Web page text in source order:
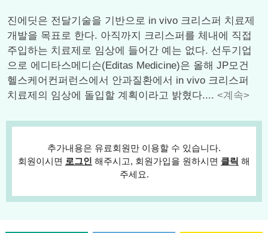
진에딧은 전달기술을 기반으로 in vivo 크리스퍼 치료제
개발을 목표로 한다. 아직까지 크리스퍼를 체내에 직접
주입하는 치료제로 임상에 들어간 예는 없다. 선두기업
으로 에디타스메디슨(Editas Medicine)은 올해 JP모건
헬스케어컨퍼런스에서 안과질환에서 in vivo 크리스퍼
치료제의 임상에 돌입할 계획이라고 밝혔다.... <계속>
추가내용은 유료회원만 이용할 수 있습니다.
회원이시면 로그인 해주시고, 회원가입을 원하시면 클릭 해
주세요.